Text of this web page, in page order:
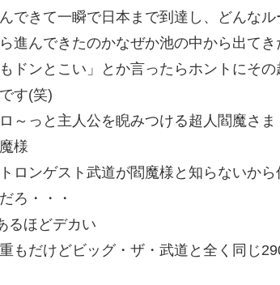
できて一瞬で日本まで到達し、どんな
進んできたのかなぜか池の中から出て
ドンとこい」とか言ったらホントにその
す(笑)
～っと主人公を睨みつける超人閻魔さま
様
ロンゲスト武道が閻魔様と知らないか
ろ・・・
るほどデカい
もだけどビッグ・ザ・武道と全く同じ